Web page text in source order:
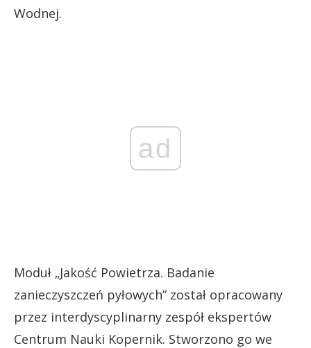
Wodnej.
ad
Moduł „Jakość Powietrza. Badanie
zanieczyszczeń pyłowych” został opracowany
przez interdyscyplinarny zespół ekspertów
Centrum Nauki Kopernik. Stworzono go we